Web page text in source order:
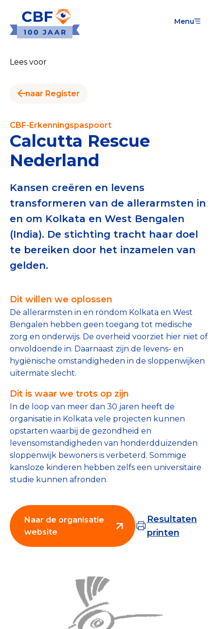
Menu
Goede Doelen
CBF-Erkenning aanvragen
Publiek
Veilig geven met het CBF-keurmerk
Check het CBF-keurmerk van een goed doel
Download de Geef Gerust Checklist
Tips bij doneren: zo geef je veilig
Data & Onderzoek
CBF-publicaties
State of the Sector
Het Nederlandse Donateurspanel
Contact & Signalen
Check keurmerk goede doelen
Collecterooster/wervingrooster
Over het CBF
Lees voor
naar Register
CBF-Erkenningspaspoort
Calcutta Rescue
Nederland
Kansen creëren en levens
transformeren van de allerarmsten in
en om Kolkata en West Bengalen
(India). De stichting tracht haar doel
te bereiken door het inzamelen van
gelden.
Dit willen we oplossen
De allerarmsten in en rondom Kolkata en West
Bengalen hebben geen toegang tot medische
zorg en onderwijs. De overheid voorziet hier niet of
onvoldoende in. Daarnaast zijn de levens- en
hygiënische omstandigheden in de sloppenwijken
uitermate slecht.
Dit is waar we trots op zijn
In de loop van meer dan 30 jaren heeft de
organisatie in Kolkata vele projecten kunnen
opstarten waarbij de gezondheid en
levensomstandigheden van honderdduizenden
sloppenwijk bewoners is verbeterd. Sommige
kansloze kinderen hebben zelfs een universitaire
studie kunnen afronden.
Naar de organisatie
website
Resultaten
printen